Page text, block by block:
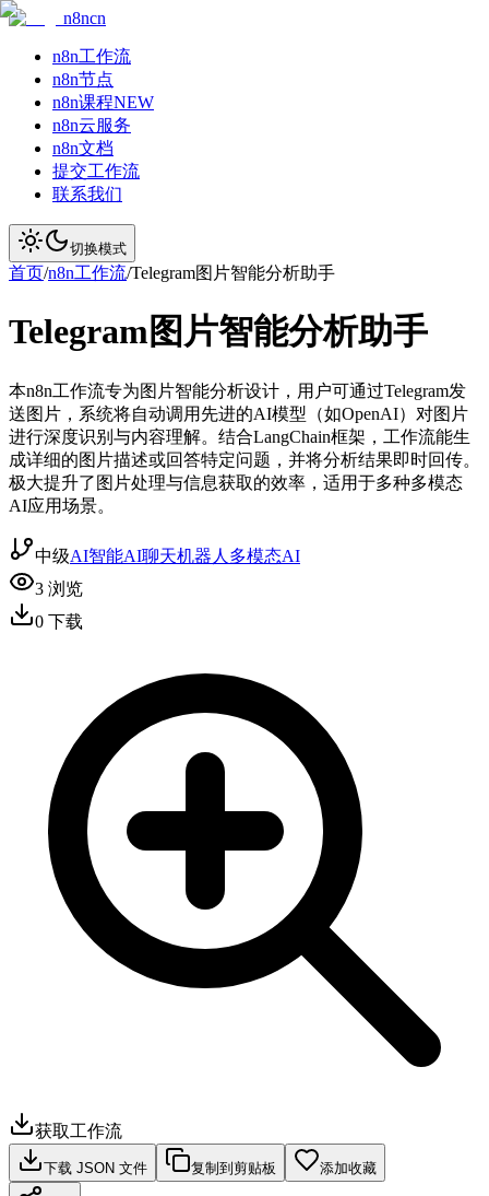
n8ncn
n8n工作流
n8n节点
n8n课程NEW
n8n云服务
n8n文档
提交工作流
联系我们
切换模式
首页/n8n工作流/Telegram图片智能分析助手
Telegram图片智能分析助手
本n8n工作流专为图片智能分析设计，用户可通过Telegram发
送图片，系统将自动调用先进的AI模型（如OpenAI）对图片
进行深度识别与内容理解。结合LangChain框架，工作流能生
成详细的图片描述或回答特定问题，并将分析结果即时回传。
极大提升了图片处理与信息获取的效率，适用于多种多模态
AI应用场景。
中级AI智能AI聊天机器人 多模态AI
3 浏览
0 下载
获取工作流
下载 JSON 文件 复制到剪贴板 添加收藏